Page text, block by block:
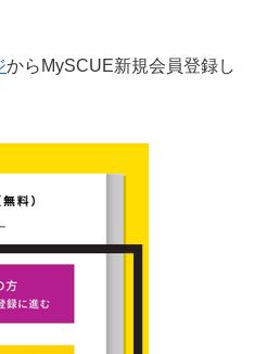
からMySCUE新規会員登録し